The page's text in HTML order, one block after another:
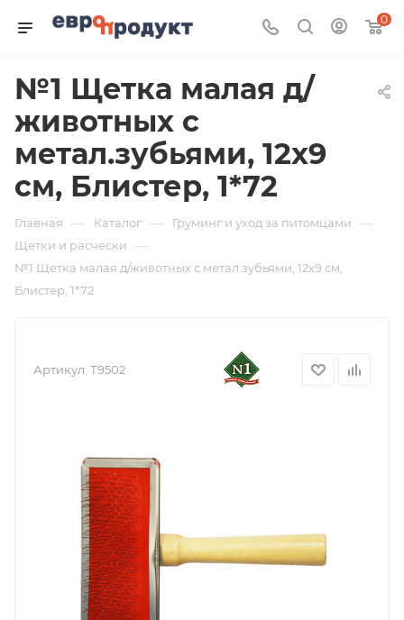
0
№1 Щетка малая д/
животных с
метал.зубьями, 12х9
см, Блистер, 1*72
Главная — Каталог — Груминг и уход за питомцами —
Щетки и расчески —
№1 Щетка малая д/животных с метал.зубьями, 12х9 см,
Блистер, 1*72
Артикул: Т9502